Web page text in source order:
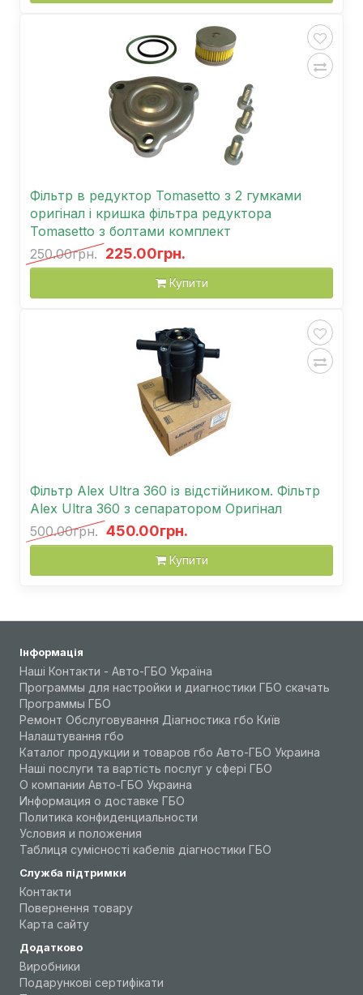
Фільтр в редуктор Tomasetto з 2 гумками
оригінал і кришка фільтра редуктора
Tomasetto з болтами комплект
250.00грн. 225.00грн.
Купити
Фільтр Alex Ultra 360 із відстійником. Фільтр
Alex Ultra 360 з сепаратором Оригінал
500.00грн. 450.00грн.
Купити
Інформація
Наші Контакти - Авто-ГБО Україна
Программы для настройки и диагностики ГБО скачать
Программы ГБО
Ремонт Обслуговування Діагностика гбо Київ
Налаштування гбо
Каталог продукции и товаров гбо Авто-ГБО Украина
Наші послуги та вартість послуг у сфері ГБО
О компании Авто-ГБО Украина
Информация о доставке ГБО
Политика конфиденциальности
Условия и положения
Таблиця сумісності кабелів діагностики ГБО
Служба підтримки
Контакти
Повернення товару
Карта сайту
Додатково
Виробники
Подарункові сертифікати